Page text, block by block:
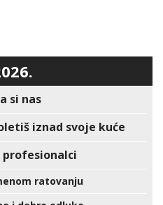
si nas
iznad svoje kuće
ratovanju